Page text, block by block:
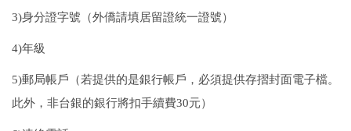
3)身分證字號（外僑請填居留證統一證號）
4)年級
5)郵局帳戶（若提供的是銀行帳戶，必須提供存摺封面電子檔。
此外，非台銀的銀行將扣手續費30元）